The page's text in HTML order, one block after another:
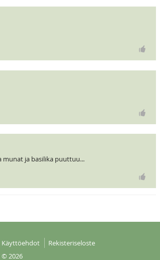
ja basilika puuttuu...
Käyttöehdot
Rekisteriseloste
© 2026